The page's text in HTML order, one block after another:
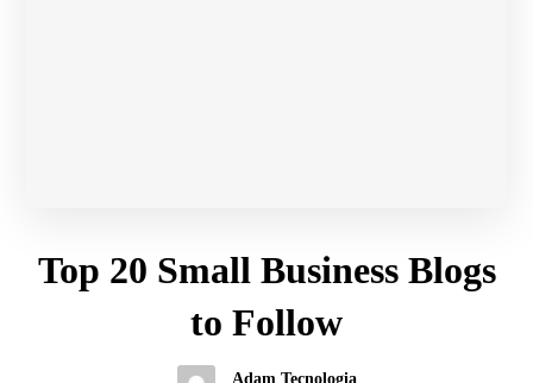
Top 20 Small Business Blogs
to Follow
Adam Tecnologia